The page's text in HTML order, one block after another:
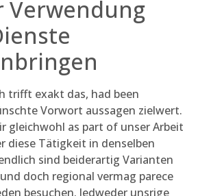
Verwendung
trifft exakt das, had been
Vorwort aussagen zielwert.
gleichwohl as part of unser Arbeit
diese Tätigkeit in denselben
sind beiderartig Varianten
doch regional vermag parece
besuchen. Jedweder unsrige